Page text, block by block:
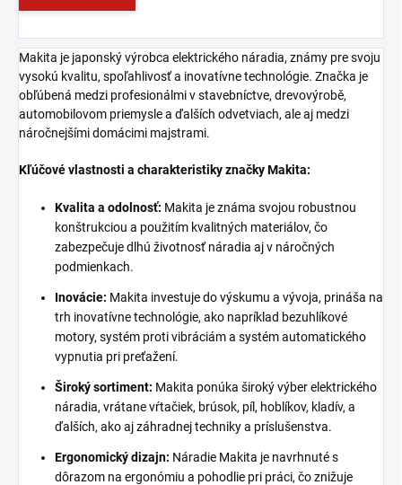
Makita je japonský výrobca elektrického náradia, známy pre svoju
vysokú kvalitu, spoľahlivosť a inovatívne technológie. Značka je
obľúbená medzi profesionálmi v stavebníctve, drevovýrobě,
automobilovom priemysle a ďalších odvetviach, ale aj medzi
náročnejšími domácimi majstrami.
Kľúčové vlastnosti a charakteristiky značky Makita:
Kvalita a odolnosť: Makita je známa svojou robustnou
konštrukciou a použitím kvalitných materiálov, čo
zabezpečuje dlhú životnosť náradia aj v náročných
podmienkach.
Inovácie: Makita investuje do výskumu a vývoja, prináša na
trh inovatívne technológie, ako napríklad bezuhlíkové
motory, systém proti vibráciám a systém automatického
vypnutia pri preťažení.
Široký sortiment: Makita ponúka široký výber elektrického
náradia, vrátane vŕtačiek, brúsok, píl, hoblíkov, kladív, a
ďalších, ako aj záhradnej techniky a príslušenstva.
Ergonomický dizajn: Náradie Makita je navrhnuté s
dôrazom na ergonómiu a pohodlie pri práci, čo znižuje